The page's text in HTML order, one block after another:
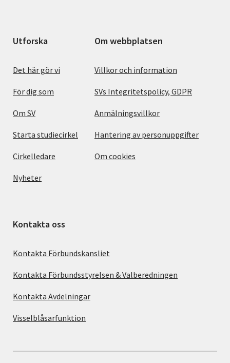
Utforska
Det här gör vi
För dig som
Om SV
Starta studiecirkel
Cirkelledare
Nyheter
Om webbplatsen
Villkor och information
SVs Integritetspolicy, GDPR
Anmälningsvillkor
Hantering av personuppgifter
Om cookies
Kontakta oss
Kontakta Förbundskansliet
Kontakta Förbundsstyrelsen & Valberedningen
Kontakta Avdelningar
Visselblåsarfunktion